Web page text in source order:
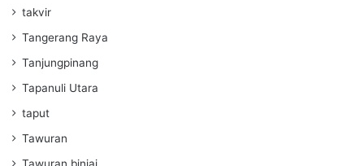
takvir
Tangerang Raya
Tanjungpinang
Tapanuli Utara
taput
Tawuran